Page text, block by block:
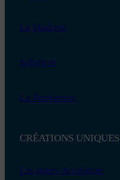
La Madone
Solstices
La Parisienne
CRÉATIONS UNIQUES
Les étapes de création